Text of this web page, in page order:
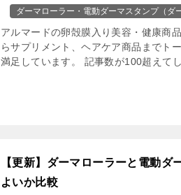
ダーマローラー・電動ダーマスタンプ（ダ
アルマードの卵殻膜入り美容・健康商
らサプリメント、ヘアケア商品までト
満足しています。 記事数が100超えて
【更新】ダーマローラーと電動
よいか比較